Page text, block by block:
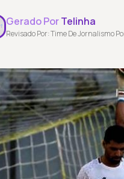
Gerado PorTelinha
Revisado Por: Time De Jornalismo